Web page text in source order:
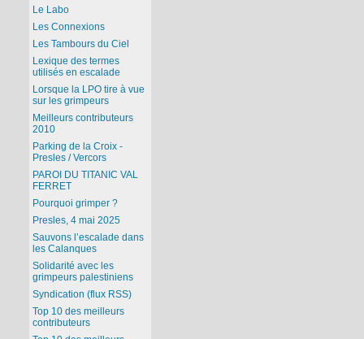
Le Labo
Les Connexions
Les Tambours du Ciel
Lexique des termes
utilisés en escalade
Lorsque la LPO tire à vue
sur les grimpeurs
Meilleurs contributeurs
2010
Parking de la Croix -
Presles / Vercors
PAROI DU TITANIC VAL
FERRET
Pourquoi grimper ?
Presles, 4 mai 2025
Sauvons l’escalade dans
les Calanques
Solidarité avec les
grimpeurs palestiniens
Syndication (flux RSS)
Top 10 des meilleurs
contributeurs